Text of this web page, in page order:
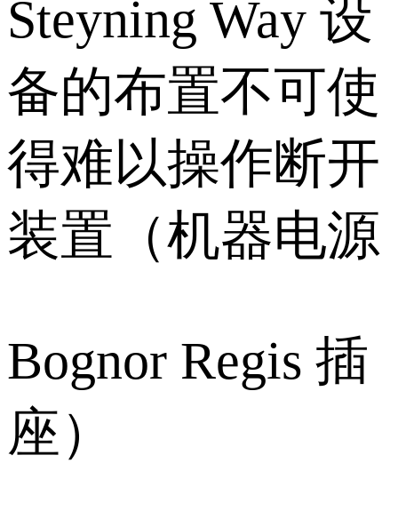
Steyning Way 设
备的布置不可使
得难以操作断开
装置（机器电源
Bognor Regis 插
座）